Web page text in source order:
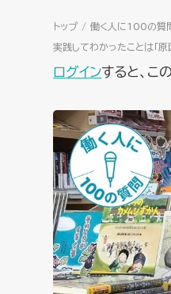
トップ 働く人に100の質
実践してわかったことは「
ログインすると、こ